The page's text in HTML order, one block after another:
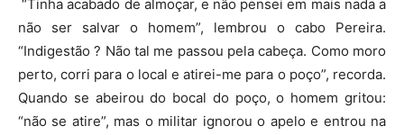
“Tinha acabado de almoçar, e não pensei em mais nada a
não ser salvar o homem”, lembrou o cabo Pereira.
“Indigestão ? Não tal me passou pela cabeça. Como moro
perto, corri para o local e atirei-me para o poço”, recorda.
Quando se abeirou do bocal do poço, o homem gritou:
“não se atire”, mas o militar ignorou o apelo e entrou na